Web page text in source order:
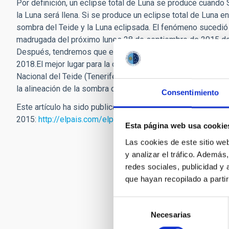
Consentimiento
Esta página web usa
Las cookies de este sitio
y analizar el tráfico.
redes sociales, publicidad y
que hayan recopilado a
consentimiento
Necesarias
Por definición, un eclipse total de Luna se produce
la Luna será llena. Si se produce un eclipse total de Luna
sombra del Teide y la Luna eclipsada. El fenómeno
madrugada del próximo lunes 28 de septiembre de 2015
Después, tendremos que esperar casi tres años para que
2018.El mejor lugar para la observación de la alineación
Nacional del Teide (Tenerife). Si no puedes estar en
la alineación de la sombra del Teide con la Luna llena en
Este artículo ha sido publicado en la versión digital del
2015: http://elpais.com/elpais/2015/09/25/ciencia/